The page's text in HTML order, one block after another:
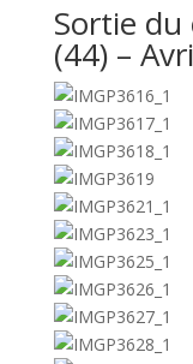
Sortie du
(44) –